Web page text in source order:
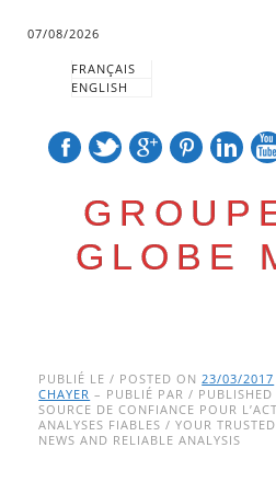
07/08/2026
FRANÇAIS
ENGLISH
GLOBE
Main menu
to
content
PUBLIÉ LE / POSTED ON23/03/2017
CHAYER – PUBLIÉ PAR / PUBLISHED
SOURCE DE CONFIANCE POUR
ANALYSES FIABLES / YOUR
NEWS AND RELIABLE ANALYSIS